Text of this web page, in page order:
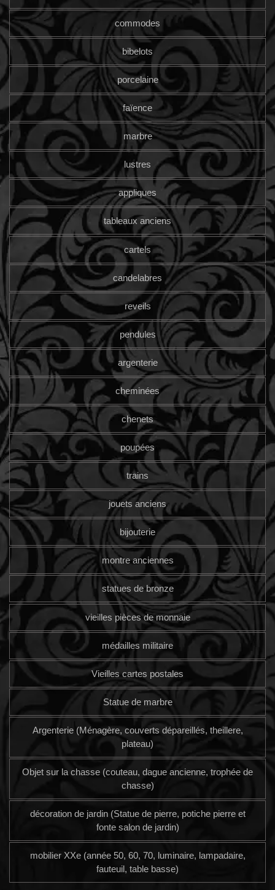
commodes
bibelots
porcelaine
faïence
marbre
lustres
appliques
tableaux anciens
cartels
candelabres
reveils
pendules
argenterie
cheminées
chenets
poupées
trains
jouets anciens
bijouterie
montre anciennes
statues de bronze
vieilles pièces de monnaie
médailles militaire
Vieilles cartes postales
Statue de marbre
Argenterie (Ménagère, couverts dépareillés, theillere,
plateau)
Objet sur la chasse (couteau, dague ancienne, trophée de
chasse)
décoration de jardin (Statue de pierre, potiche pierre et
fonte salon de jardin)
mobilier XXe (année 50, 60, 70, luminaire, lampadaire,
fauteuil, table basse)